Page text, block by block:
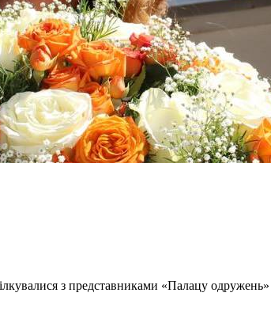
з представниками «Палацу одружень»